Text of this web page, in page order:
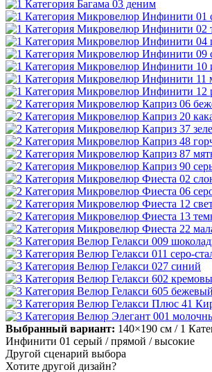
Выбранный вариант: 140×190 см / 1
Инфинити 01 серый / прямой / высокие
Другой сценарий выбора
Хотите другой дизайн?